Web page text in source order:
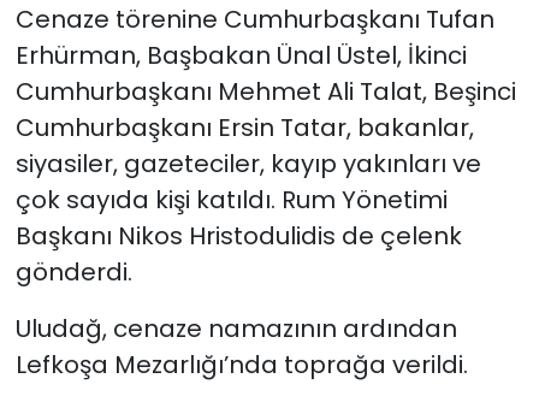
Cenaze törenine Cumhurbaşkanı Tufan
Erhürman, Başbakan Ünal Üstel, İkinci
Cumhurbaşkanı Mehmet Ali Talat, Beşinci
Cumhurbaşkanı Ersin Tatar, bakanlar,
siyasiler, gazeteciler, kayıp yakınları ve
çok sayıda kişi katıldı. Rum Yönetimi
Başkanı Nikos Hristodulidis de çelenk
gönderdi.
Uludağ, cenaze namazının ardından
Lefkoşa Mezarlığı’nda toprağa verildi.